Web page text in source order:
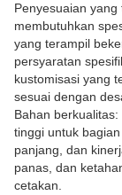
Penyesuaian
membutuhkan
yang terampil
persyaratan
kustomisasi yang
sesuai dengan
Bahan
tinggi untuk
panjang, dan
panas, dan
cetakan.